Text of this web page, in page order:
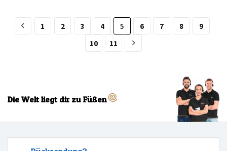
1 2 3 4 5 6 7 8
9
10
11
Die Welt liegt dir zu Füßen